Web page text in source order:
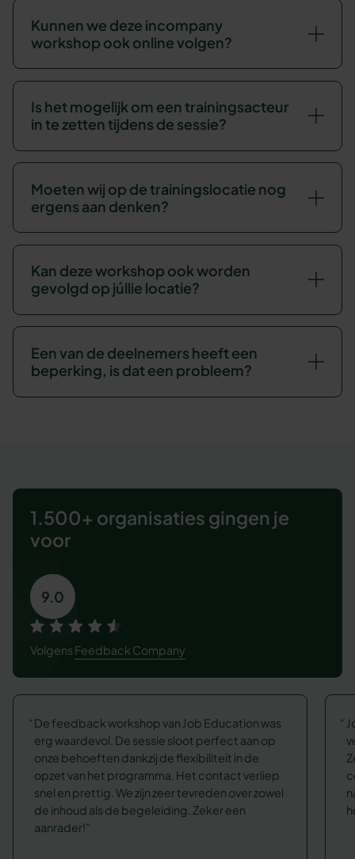
Kunnen we deze incompany
workshop ook online volgen?
Is het mogelijk om een trainingsacteur
in te zetten tijdens de sessie?
Moeten wij op de trainingslocatie nog
ergens aan denken?
Kan deze workshop ook worden
gevolgd op júllie locatie?
Een van de deelnemers heeft een
beperking, is dat een probleem?
1.500+ organisaties gingen je
voor
9.0
VolgensFeedback Company
De feedback workshop van Job Education was
erg waardevol. De sessie sloot perfect aan op
onze behoeften dankzij de flexibiliteit in de
opzet van het programma. Het contact verliep
snel en prettig. We zijn zeer tevreden over zowel
de inhoud als de begeleiding. Zeker een
aanrader!